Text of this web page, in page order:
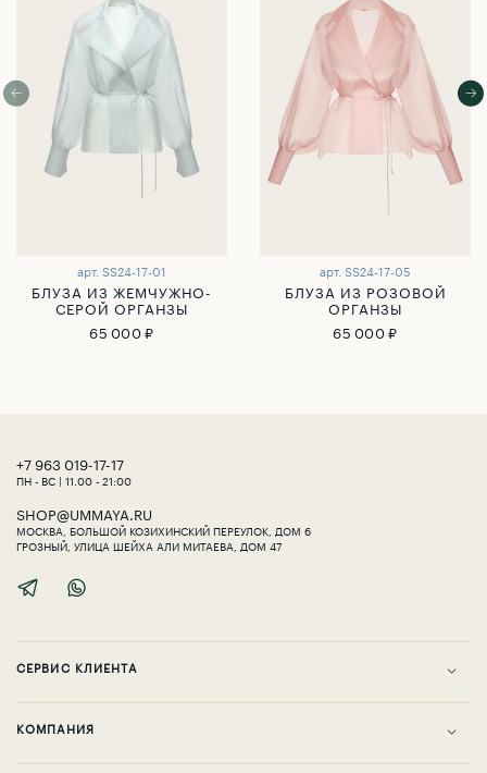
арт. SS24-17-01
БЛУЗА ИЗ ЖЕМЧУЖНО-
СЕРОЙ ОРГАНЗЫ
65 000 ₽
арт. SS24-17-05
БЛУЗА ИЗ РОЗОВОЙ
ОРГАНЗЫ
65 000 ₽
СЕРВИС КЛИЕНТА
KОМПАНИЯ
‎+7 963 019-17-17
ПН - ВС | 11.00 - 21:00
SHOP@UMMAYA.RU
МОСКВА, БОЛЬШОЙ КОЗИХИНСКИЙ ПЕРЕУЛОК, ДОМ 6
ГРОЗНЫЙ, УЛИЦА ШЕЙХА АЛИ МИТАЕВА, ДОМ 47